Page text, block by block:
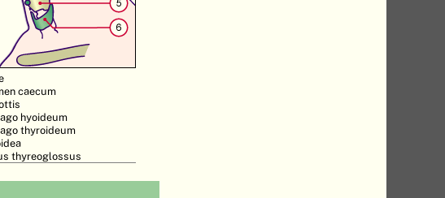
caecum
hyoideum
thyroideum
thyreoglossus